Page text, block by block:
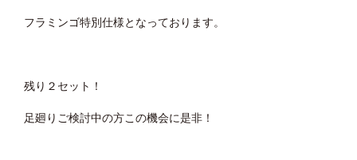
フラミンゴ特別仕様となっております。
残り２セット！
足廻りご検討中の方この機会に是非！